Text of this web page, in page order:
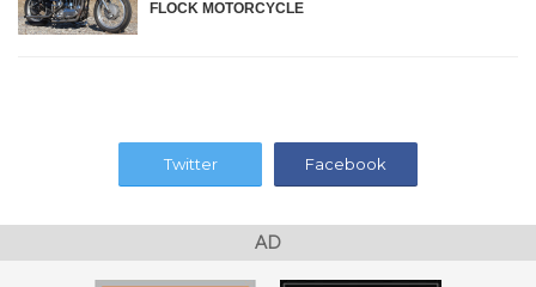
FLOCK MOTORCYCLE
Twitter Facebook
AD